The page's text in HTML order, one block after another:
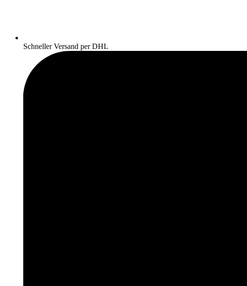
Schneller Versand per DHL